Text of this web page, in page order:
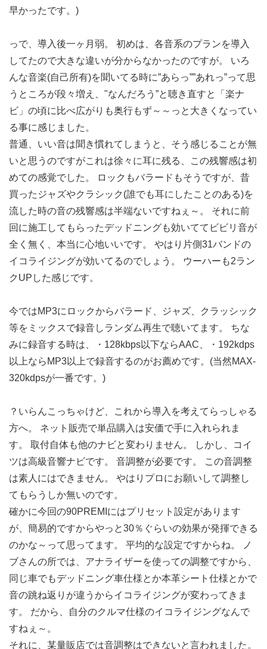
早かったです。)
っで、導入後一ヶ月弱。 初めは、各音系のプランを導入
してたので大きな違いが分からなかったのですが。 いろ
んな音楽(自己所有)を聞いてる時に”あらっ””あれっ”って思
うところが段々増え、"なんだろう”と聴き直すと「楽ナ
ビ」の頃に比べ広がりも奥行もず～～っと大きくなってい
る事に感じました。
普通、いい音は聞き慣れてしまうと、そう感じることが無
いと思うのですがこれは徐々に耳に残る、この残響感は初
めての感覚でした。 ロックもバラードもそうですが、昔
買ったジャズやクラシック(誰でも耳にしたことのある)を
流した時の音の残響感は半端ないですねぇ～。 それに前
回に施工してもらったデッドニングも効いててビビリ音が
全く無く、本当に心地いいです。 やはり片側31バンドの
イコライジングが効いてるのでしょう。 ウーハーも2ラン
クUPした感じです。
今ではMP3にロックからバラード、ジャズ、クラッシック
等をミックスで録音しランダム再生で聴いてます。 ちな
みに録音する時は、・128kbps以下ならAAC、・192kdps
以上ならMP3以上で録音するのがお薦めです。(当然MAX-
320kdpsが一番です。)
？いらんこっちゃけど、これから導入を考えてらっしゃる
方へ。 ネット販売で単品購入は安価で手に入れられま
す。 取付自体も他のナビと変わりません。 しかし、コイ
ツは高級音響ナビです。 音調整が必要です。 この音調整
は素人にはできません。 やはりプロにお願いして調整し
てもらうしか無いのです。
確かに今回の90PREMIにはプリセット設定があります
が、簡易的ですからやっと30％ぐらいの効果が発揮できる
のかな～って思ってます。 平均的な設定ですからね。 ノ
ブさんの所では、アナライザーを使っての調整ですから、
同じ車でもデッドニング車仕様とか本革シート仕様とかで
音の跳ね返りが違うからイコライジングが変わってきま
す。 だから、自分のクルマ仕様のイコライジングなんで
すねぇ～。
それに、某量販店では音調整はできないと言われました。